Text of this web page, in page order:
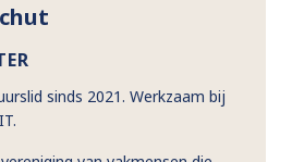
sinds 2021. Werkzaam bij